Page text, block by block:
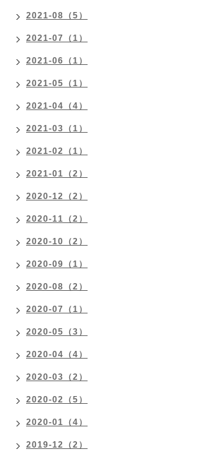
2021-08（5）
2021-07（1）
2021-06（1）
2021-05（1）
2021-04（4）
2021-03（1）
2021-02（1）
2021-01（2）
2020-12（2）
2020-11（2）
2020-10（2）
2020-09（1）
2020-08（2）
2020-07（1）
2020-05（3）
2020-04（4）
2020-03（2）
2020-02（5）
2020-01（4）
2019-12（2）